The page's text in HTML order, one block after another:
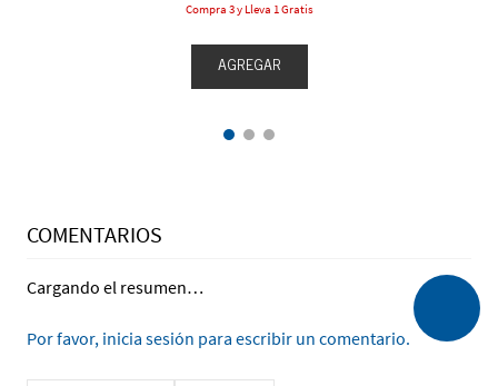
Compra 3 y Lleva 1 Gratis
AGREGAR
COMENTARIOS
Cargando el resumen…
Por favor, inicia sesión para escribir un comentario.